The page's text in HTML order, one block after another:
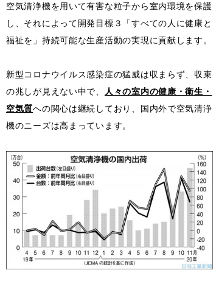
空気清浄機を用いて有害な粒子から室内環境を保護
し、それによって開発目標３「すべての人に健康と
福祉を」持続可能な生産活動の実現に貢献します。
新型コロナウイルス感染症の猛威は収まらず、収束
の兆しが見えない中で、
人々の室内の健康・衛生・
空気質への関心は継続しており、国内外で空気清浄
機のニーズは高まっています。